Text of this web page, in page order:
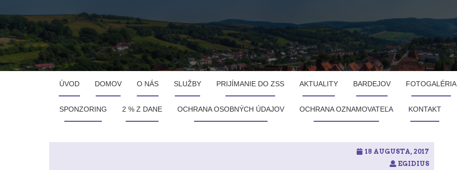
ÚVOD DOMOV O NÁS SLUŽBY PRIJÍMANIE DO ZSS AKTUALITY BARDEJOV FOTOGALÉRIA
SPONZORING 2 % Z DANE OCHRANA OSOBNÝCH ÚDAJOV OCHRANA OZNAMOVATEĽA KONTAKT
18 AUGUSTA, 2017
EGIDIUS